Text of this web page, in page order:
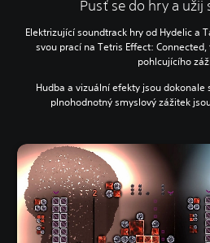
Pusť se do hry a užij
Elektrizující soundtrack hry od Hydelic a
svou prací na Tetris Effect:
pohlcujícího
Hudba a vizuální efekty jsou dokonale
plnohodnotný smyslový zážitek